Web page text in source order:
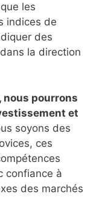
les
indices de
des
la direction
nous pourrons
et
soyons des
ces
confiance à
des marchés